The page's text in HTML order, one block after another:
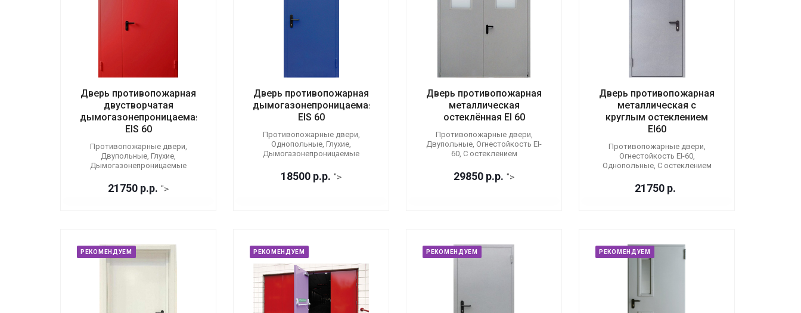
Дверь противопожарная
двустворчатая
дымогазонепроницаемая
EIS 60
Противопожарные двери,
Двупольные, Глухие,
Дымогазонепроницаемые
21750 р.р. ">
Дверь противопожарная
дымогазонепроницаемая
EIS 60
Противопожарные двери,
Однопольные, Глухие,
Дымогазонепроницаемые
18500 р.р. ">
Дверь противопожарная
металлическая
остеклённая EI 60
Противопожарные двери,
Двупольные, Огнестойкость EI-
60, С остеклением
29850 р.р. ">
Дверь противопожарная
металлическая с
круглым остеклением
EI60
Противопожарные двери,
Огнестойкость EI-60,
Однопольные, С остеклением
21750 р.
РЕКОМЕНДУЕМ РЕКОМЕНДУЕМ РЕКОМЕНДУЕМ РЕКОМЕНДУЕМ